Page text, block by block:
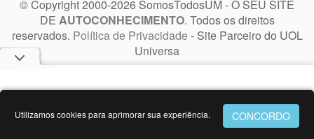
© Copyright 2000-2026 SomosTodosUM - O SEU SITE
DE AUTOCONHECIMENTO. Todos os direitos
reservados. Política de Privacidade - Site Parceiro do UOL
Universa
Utilizamos cookies para aprimorar sua experiência.